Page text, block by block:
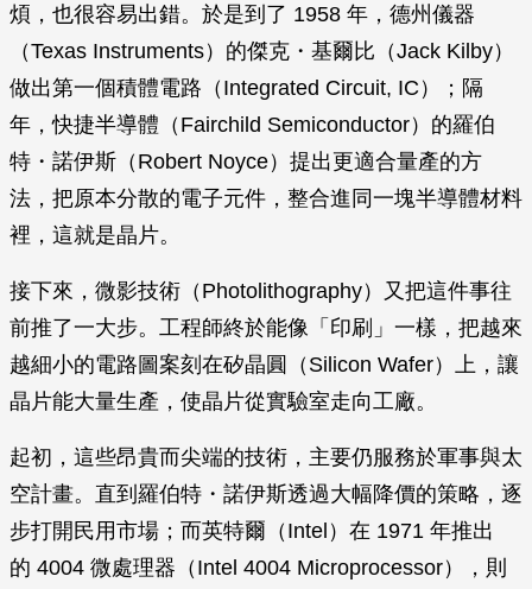
煩，也很容易出錯。於是到了 1958 年，德州儀器
（Texas Instruments）的傑克・基爾比（Jack Kilby）
做出第一個積體電路（Integrated Circuit, IC）；隔
年，快捷半導體（Fairchild Semiconductor）的羅伯
特・諾伊斯（Robert Noyce）提出更適合量產的方
法，把原本分散的電子元件，整合進同一塊半導體材料
裡，這就是晶片。
接下來，微影技術（Photolithography）又把這件事往
前推了一大步。工程師終於能像「印刷」一樣，把越來
越細小的電路圖案刻在矽晶圓（Silicon Wafer）上，讓
晶片能大量生產，使晶片從實驗室走向工廠。
起初，這些昂貴而尖端的技術，主要仍服務於軍事與太
空計畫。直到羅伯特・諾伊斯透過大幅降價的策略，逐
步打開民用市場；而英特爾（Intel）在 1971 年推出
的 4004 微處理器（Intel 4004 Microprocessor），則